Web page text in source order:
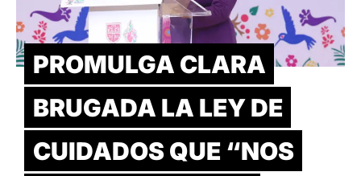
PROMULGA CLARA
BRUGADA LA LEY DE
CUIDADOS QUE “NOS